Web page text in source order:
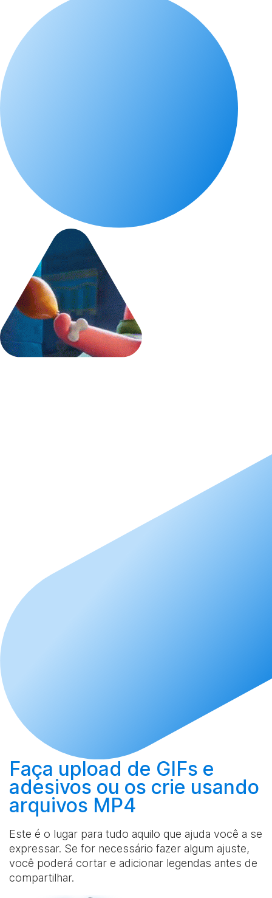
Faça upload de GIFs e
adesivos ou os crie usando
arquivos MP4
Este é o lugar para tudo aquilo que ajuda você a se
expressar. Se for necessário fazer algum ajuste,
você poderá cortar e adicionar legendas antes de
compartilhar.